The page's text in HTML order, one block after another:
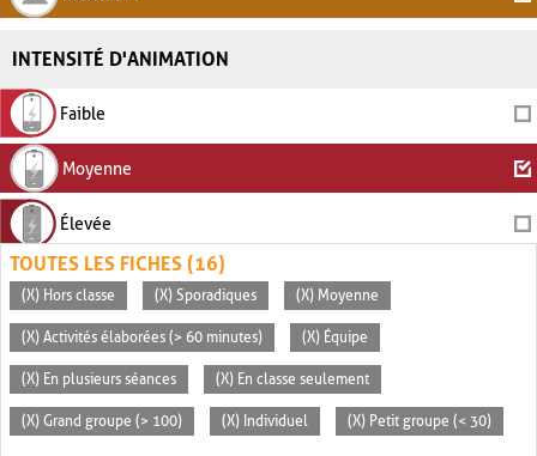
INTENSITÉ D'ANIMATION
Faible
Moyenne
Élevée
TOUTES LES FICHES (16)
(X) Hors classe (X) Sporadiques (X) Moyenne
(X) Activités élaborées (> 60 minutes) (X) Équipe
(X) En plusieurs séances (X) En classe seulement
(X) Grand groupe (> 100) (X) Individuel (X) Petit groupe (< 30)